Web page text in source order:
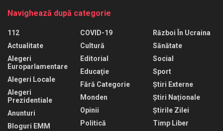
Navighează după categorie
112
Actualitate
Alegeri
Europarlamentare
Alegeri Locale
Alegeri
Prezidentiale
Anunturi
Bloguri EMM
COVID-19
Cultură
Editorial
Educaţie
Fără Categorie
Monden
Opinii
Politică
Război În Ucraina
Sănătate
Social
Sport
Știri Externe
Știri Naționale
Știrile Zilei
Timp Liber